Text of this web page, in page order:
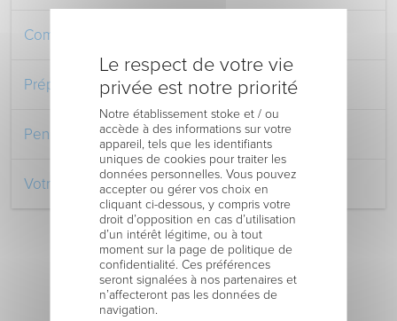
Comment venir au Centre Hospitalier
Préparer votre séjour à l’Hôpital
Pendant votre séjour à l’Hôpital
Votre retour au domicile
Le respect de votre vie
privée est notre priorité
Notre établissement stoke et / ou
accède à des informations sur votre
appareil, tels que les identifiants
uniques de cookies pour traiter les
données personnelles. Vous pouvez
accepter ou gérer vos choix en
cliquant ci-dessous, y compris votre
droit d’opposition en cas d’utilisation
d’un intérêt légitime, ou à tout
moment sur la page de politique de
confidentialité. Ces préférences
seront signalées à nos partenaires et
n’affecteront pas les données de
navigation.